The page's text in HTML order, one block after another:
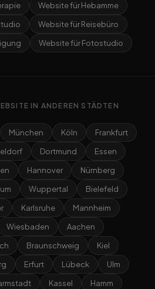
Website für Hebamme
Website für Reisebüro
Website für Fotostudio
IN ANDEREN STÄDTEN
München Köln
Frankfurt
Dortmund
Essen
Hannover
Nürnberg
Wuppertal
Bielefeld
Karlsruhe
Mannheim
Wiesbaden
Aachen
Braunschweig
Kiel
Erfurt Lübeck
Ulm
Kassel Hamm